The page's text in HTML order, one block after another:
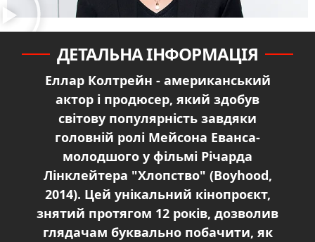
ДЕТАЛЬНА ІНФОРМАЦІЯ
Еллар Колтрейн - американський
актор і продюсер, який здобув
світову популярність завдяки
головній ролі Мейсона Еванса-
молодшого у фільмі Річарда
Лінклейтера "Хлопство" (Boyhood,
2014). Цей унікальний кінопроєкт,
знятий протягом 12 років, дозволив
глядачам буквально побачити, як